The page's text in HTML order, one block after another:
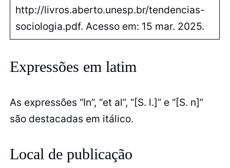
http://livros.aberto.unesp.br/tendencias-
sociologia.pdf. Acesso em: 15 mar. 2025.
Expressões em latim
As expressões “In”, “et al”, “[S. l.]” e “[S. n]”
são destacadas em itálico.
Local de publicação